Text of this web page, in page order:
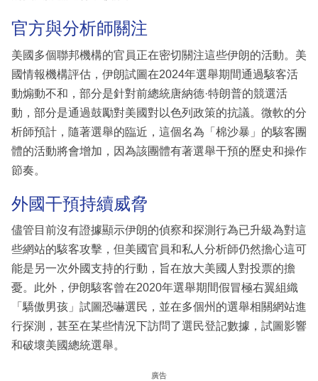
官方與分析師關注
美國多個聯邦機構的官員正在密切關注這些伊朗的活動。美
國情報機構評估，伊朗試圖在2024年選舉期間通過駭客活
動煽動不和，部分是針對前總統唐納德·特朗普的競選活
動，部分是通過鼓勵對美國對以色列政策的抗議。微軟的分
析師預計，隨著選舉的臨近，這個名為「棉沙暴」的駭客團
體的活動將會增加，因為該團體有著選舉干預的歷史和操作
節奏。
外國干預持續威脅
儘管目前沒有證據顯示伊朗的偵察和探測行為已升級為對這
些網站的駭客攻擊，但美國官員和私人分析師仍然擔心這可
能是另一次外國支持的行動，旨在放大美國人對投票的擔
憂。此外，伊朗駭客曾在2020年選舉期間假冒極右翼組織
「驕傲男孩」試圖恐嚇選民，並在多個州的選舉相關網站進
行探測，甚至在某些情況下訪問了選民登記數據，試圖影響
和破壞美國總統選舉。
廣告